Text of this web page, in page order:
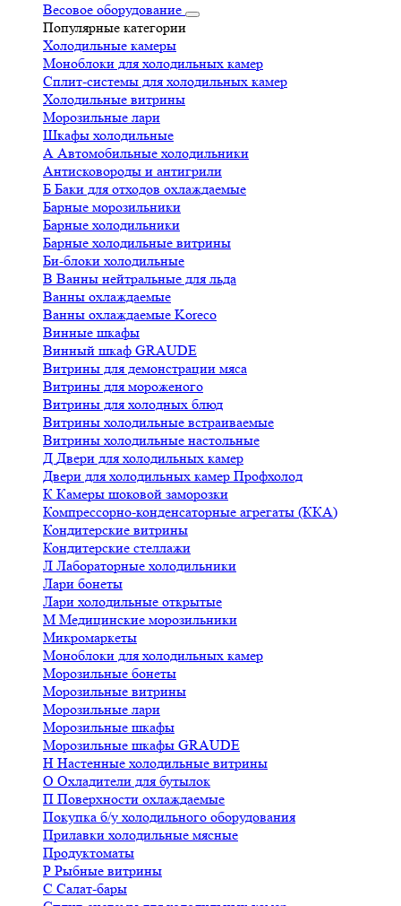
Весовое оборудование
Популярные категории
Холодильные камеры
Моноблоки для холодильных камер
Сплит-системы для холодильных камер
Холодильные витрины
Морозильные лари
Шкафы холодильные
А Автомобильные холодильники
Антисковороды и антигрили
Б Баки для отходов охлаждаемые
Барные морозильники
Барные холодильники
Барные холодильные витрины
Би-блоки холодильные
В Ванны нейтральные для льда
Ванны охлаждаемые
Ванны охлаждаемые Koreco
Винные шкафы
Винный шкаф GRAUDE
Витрины для демонстрации мяса
Витрины для мороженого
Витрины для холодных блюд
Витрины холодильные встраиваемые
Витрины холодильные настольные
Д Двери для холодильных камер
Двери для холодильных камер Профхолод
К Камеры шоковой заморозки
Компрессорно-конденсаторные агрегаты (ККА)
Кондитерские витрины
Кондитерские стеллажи
Л Лабораторные холодильники
Лари бонеты
Лари холодильные открытые
М Медицинские морозильники
Микромаркеты
Моноблоки для холодильных камер
Морозильные бонеты
Морозильные витрины
Морозильные лари
Морозильные шкафы
Морозильные шкафы GRAUDE
Н Настенные холодильные витрины
О Охладители для бутылок
П Поверхности охлаждаемые
Покупка б/у холодильного оборудования
Прилавки холодильные мясные
Продуктоматы
Р Рыбные витрины
С Салат-бары